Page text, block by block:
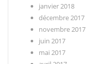
janvier 2018
décembre 2017
novembre 2017
juin 2017
mai 2017